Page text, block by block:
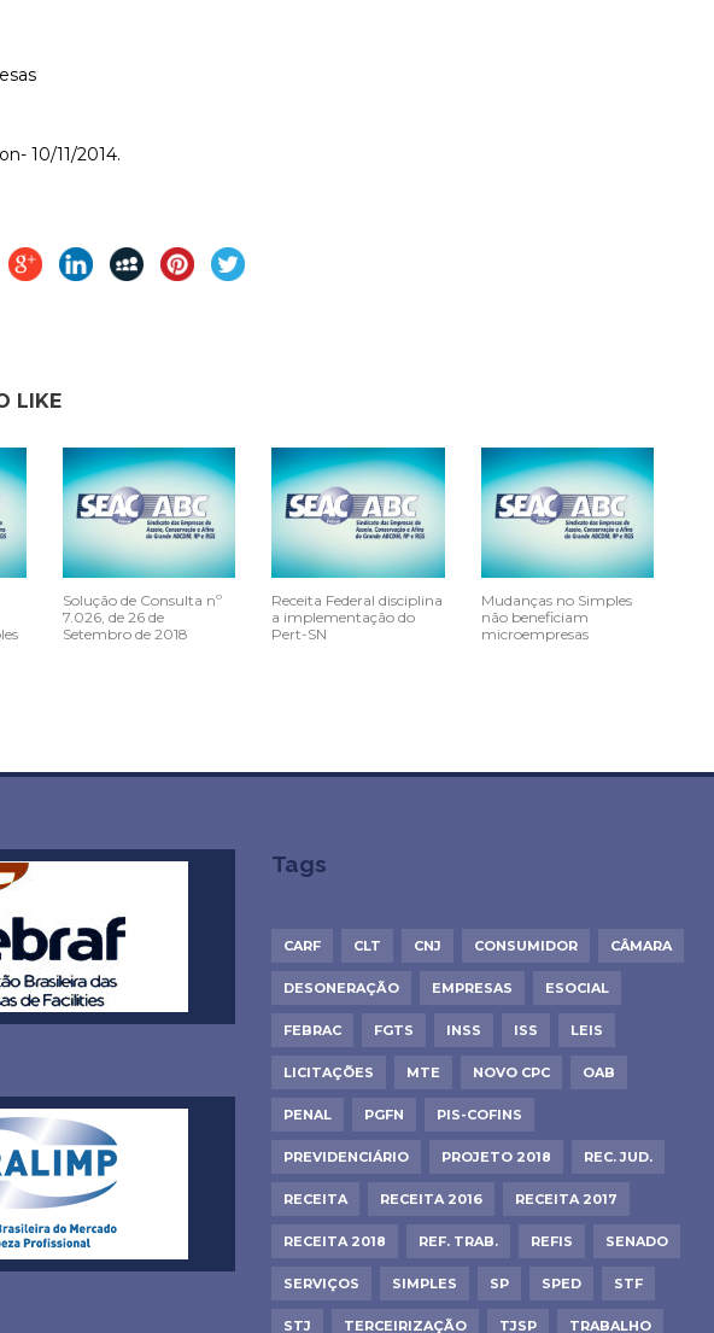
10/11/2014.
LIKE
Solução de Consulta nº
7.026, de 26 de
Setembro de 2018
Receita Federal disciplina
a implementação do
Pert-SN
Mudanças no Simples
não beneficiam
microempresas
Tags
CARF CLT CNJ CONSUMIDOR CÂMARA
DESONERAÇÃO EMPRESAS ESOCIAL
FEBRAC FGTS INSS ISS LEIS
LICITAÇÕES MTE NOVO CPC OAB
PENAL PGFN PIS-COFINS
PREVIDENCIÁRIO PROJETO 2018 REC. JUD.
RECEITA RECEITA 2016 RECEITA 2017
RECEITA 2018 REF. TRAB. REFIS SENADO
SERVIÇOS SIMPLES SP SPED STF
STJ TERCEIRIZAÇÃO TJSP TRABALHO